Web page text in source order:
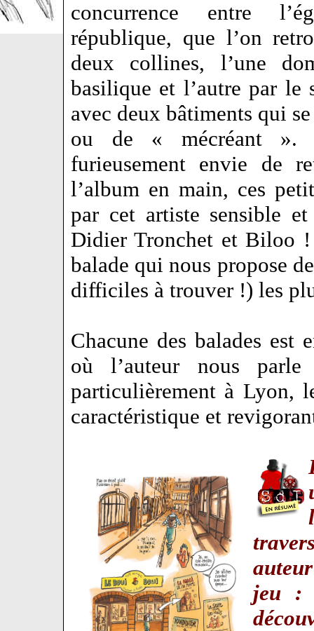
concurrence entre
république, que l’on
deux collines, l’une
basilique et l’autre par le
avec deux bâtiments qui
ou de « mécréant ».
furieusement envie de
l’album en main, ces
par cet artiste sensible
Didier Tronchet et Biloo
balade qui nous propose
difficiles à trouver !) les
Chacune des balades est
où l’auteur nous
particulièrement à Lyon,
caractéristique et
jeu :